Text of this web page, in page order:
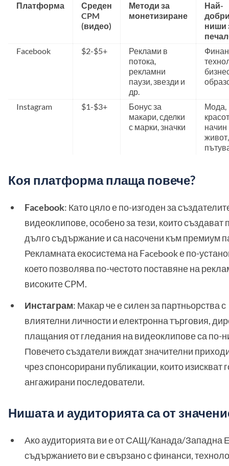
Платформа
Среден
CPM
(видео)
Методи за
монетизиране
Най-
ниши
Facebook
$2-$5+
Реклами в
потока,
рекламни
паузи, звезди и
др.
Instagram $1-$3+
Бонус за
макари, сделки
с марки, значки
Мода,
начин
живот,
Коя платформа плаща повече?
Facebook: Като цяло е по-изгоден за
видеоклипове, особено за тези, които създават
дълго съдържание и са насочени към премиум
Рекламната екосистема на Facebook е по-
което позволява по-честото поставяне на
високите CPM.
Инстаграм: Макар че е силен за партньорства с
влиятелни личности и електронна търговия,
плащания от гледания на видеоклипове са по-
Повечето създатели виждат значителни
чрез спонсорирани публикации, които изискват
ангажирани последователи.
Нишата и аудиторията са от
Ако аудиторията ви е от САЩ/Канада/Западна
съдържанието ви е свързано с финанси,